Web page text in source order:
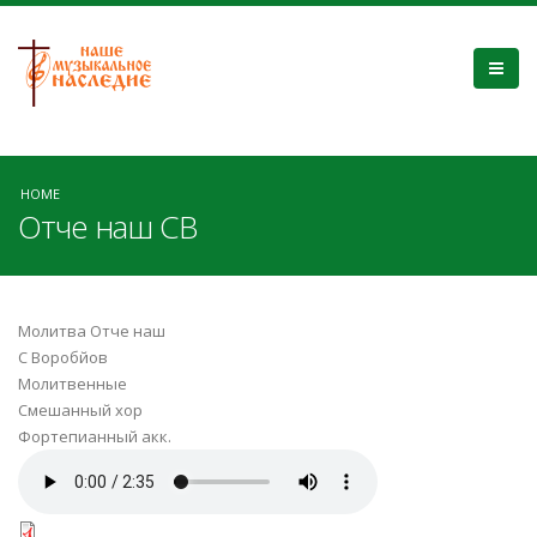
HOME
Отче наш СВ
Молитва Отче наш
С Воробйов
Молитвенные
Смешанный хор
Фортепианный акк.
Отче наш (В С ).mp3